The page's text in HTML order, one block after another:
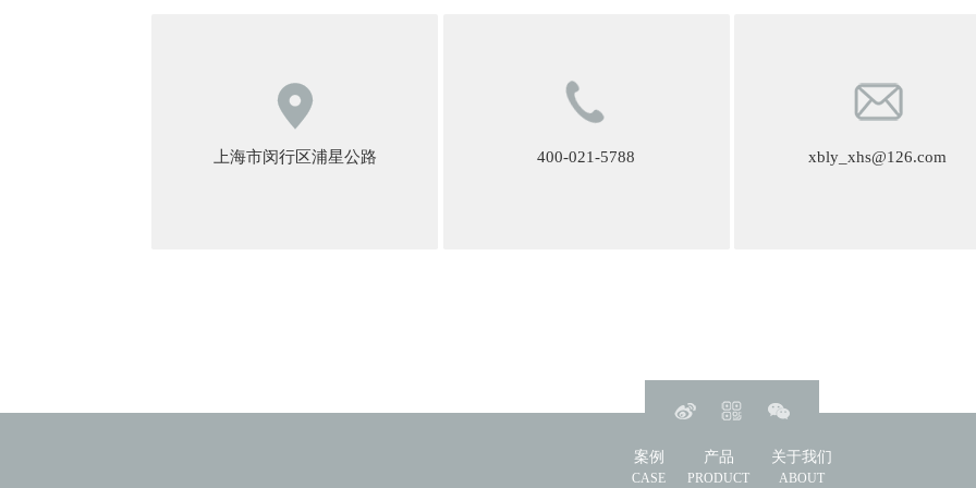

上海市闵行区浦星公路 400-021-5788 xbly_xhs@126.com
案例
CASE
产品
PRODUCT
关于我们
ABOUT